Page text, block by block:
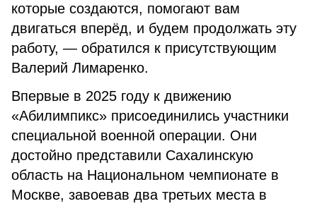
которые создаются, помогают вам
двигаться вперёд, и будем продолжать эту
работу, — обратился к присутствующим
Валерий Лимаренко.
Впервые в 2025 году к движению
«Абилимпикс» присоединились участники
специальной военной операции. Они
достойно представили Сахалинскую
область на Национальном чемпионате в
Москве, завоевав два третьих места в